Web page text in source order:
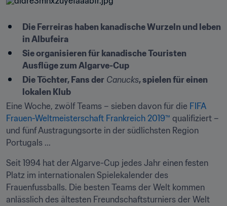
Die Ferreiras haben kanadische Wurzeln und leben
in Albufeira
Sie organisieren für kanadische Touristen
Ausflüge zum Algarve-Cup
Die Töchter, Fans der Canucks, spielen für einen
lokalen Klub
Eine Woche, zwölf Teams – sieben davon für die FIFA
Frauen-Weltmeisterschaft Frankreich 2019™ qualifiziert –
und fünf Austragungsorte in der südlichsten Region
Portugals ...
Seit 1994 hat der Algarve-Cup jedes Jahr einen festen
Platz im internationalen Spielekalender des
Frauenfussballs. Die besten Teams der Welt kommen
anlässlich des ältesten Freundschaftsturniers der Welt